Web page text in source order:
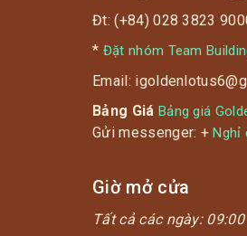
Đt: (+84) 028 3823
* Đặt nhóm Team
Email:
Bảng Giá Bảng giá
Gửi messenger: +Nghỉ
Giờ mở cửa
Tất cả các ngày: